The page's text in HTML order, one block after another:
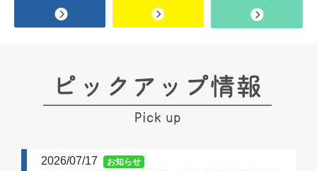
2026/07/17 お知らせ